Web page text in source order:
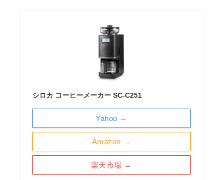
シロカ コーヒーメーカー SC-C251
Amazon →
楽天市場 →
Yahoo →